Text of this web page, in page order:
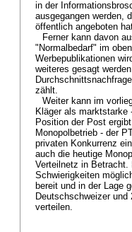
in der
ausgegangen werden,
öffentlich angeboten
Ferner kann davon
"Normalbedarf" im
Werbepublikationen
weiteres gesagt
zählt.
Weiter kann im
Kläger als marktstarke
Position der Post
Monopolbetrieb - der
privaten Konkurrenz
auch die heutige
Verteilnetz in Betracht.
Schwierigkeiten
bereit und in der Lage
Deutschschweizer
verteilen.